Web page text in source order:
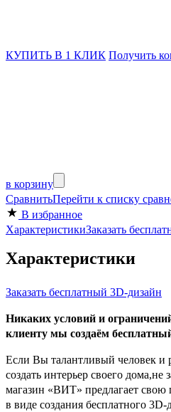
КУПИТЬ В 1 КЛИК Получить
в корзину
СравнитьПерейти к списку
В избранное
ХарактеристикиЗаказать
Характеристики
Заказать бесплатный 3D-дизайн
Никаких условий и
клиенту мы создаём
Если Вы талантливый человек и
создать интерьер своего дома,не
магазин «ВИТ» предлагает
в виде создания бесплатного